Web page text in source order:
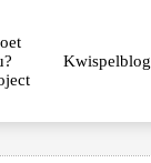
Kwispelblog